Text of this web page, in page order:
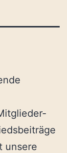
unsere